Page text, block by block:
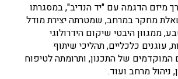
מיזם הדגמה עם "יד הנדיב", במסגרתו
מחקר במרחב, שמטרתה יצירת מודל
ממגוון היבטי שיקום הידרולוגי
עוגנים כלכליים, תהליכי שיתוף
של התכנון, ותרומתה לטיפוח
ניהול מרחב ועוד.